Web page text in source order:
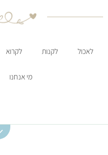
לאכול לקנות לקרוא
מי אנחנו